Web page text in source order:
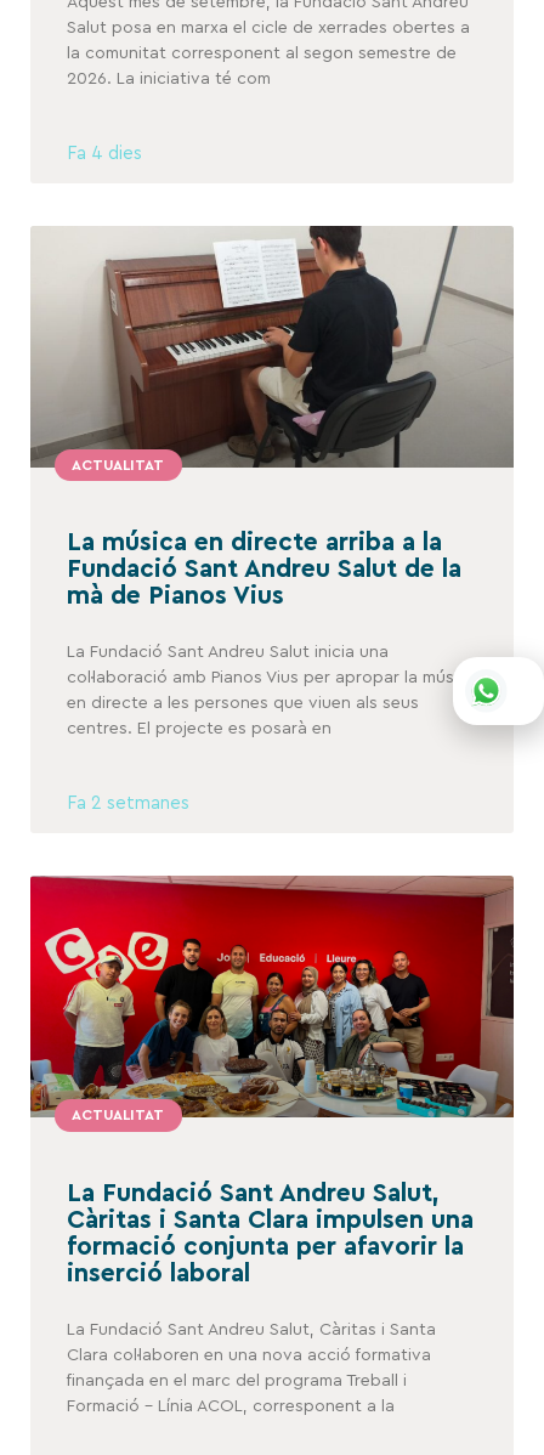
Salut posa en marxa el cicle de xerrades obertes a
la comunitat corresponent al segon semestre de
2026. La iniciativa té com
Fa 4 dies
ACTUALITAT
La música en directe arriba a la
Fundació Sant Andreu Salut de la
mà de Pianos Vius
La Fundació Sant Andreu Salut inicia una
col·laboració amb Pianos Vius per apropar la música
en directe a les persones que viuen als seus
centres. El projecte es posarà en
Fa 2 setmanes
ACTUALITAT
La Fundació Sant Andreu Salut,
Càritas i Santa Clara impulsen una
formació conjunta per afavorir la
inserció laboral
La Fundació Sant Andreu Salut, Càritas i Santa
Clara col·laboren en una nova acció formativa
finançada en el marc del programa Treball i
Formació – Línia ACOL, corresponent a la